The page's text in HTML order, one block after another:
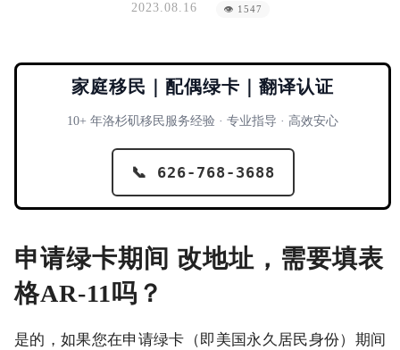
2023.08.16 👁 1547
家庭移民｜配偶绿卡｜翻译认证
10+ 年洛杉矶移民服务经验 · 专业指导 · 高效安心
📞 626-768-3688
申请绿卡期间 改地址，需要填表
格AR-11吗？
是的，如果您在申请绿卡（即美国永久居民身份）期间